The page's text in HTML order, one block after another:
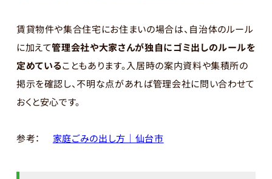
賃貸物件や集合住宅にお住まいの場合は、自治体のルール
に加えて管理会社や大家さんが独自にゴミ出しのルールを
定めていることもあります。入居時の案内資料や集積所の
掲示を確認し、不明な点があれば管理会社に問い合わせて
おくと安心です。
参考： 家庭ごみの出し方｜仙台市